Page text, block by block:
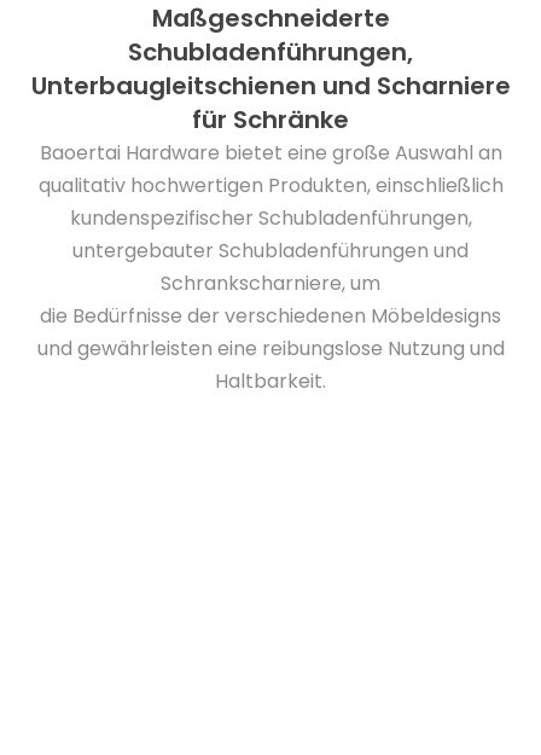
Maßgeschneiderte
Schubladenführungen,
Unterbaugleitschienen und Scharniere
für Schränke
Baoertai Hardware bietet eine große Auswahl an
qualitativ hochwertigen Produkten, einschließlich
kundenspezifischer Schubladenführungen,
untergebauter Schubladenführungen und
Schrankscharniere, um
die Bedürfnisse der verschiedenen Möbeldesigns
und gewährleisten eine reibungslose Nutzung und
Haltbarkeit.